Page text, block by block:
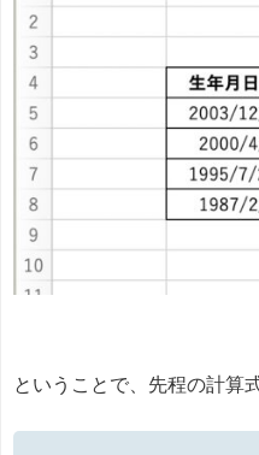
ということで、先程の計算